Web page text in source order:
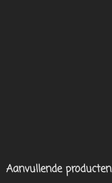
Aanvullende producten